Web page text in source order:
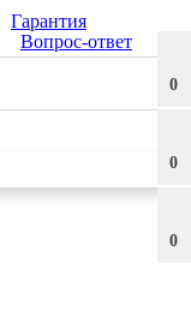
0
0
0
Гарантия
Вопрос-ответ